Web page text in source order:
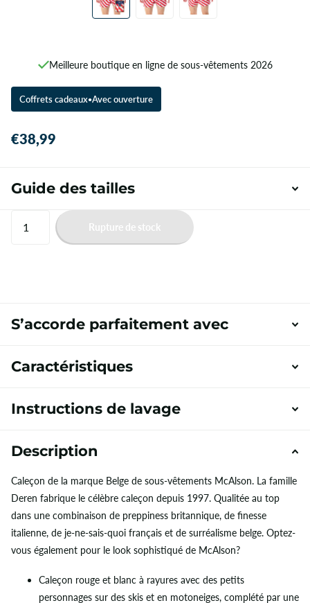
Meilleure boutique en ligne de sous-vêtements 2026
Coffrets cadeaux●Avec ouverture
€38,99
Guide des tailles
Rupture de stock
S’accorde parfaitement avec
Caractéristiques
Instructions de lavage
Description
Caleçon de la marque Belge de sous-vêtements McAlson. La famille
Deren fabrique le célèbre caleçon depuis 1997. Qualitée au top
dans une combinaison de preppiness britannique, de finesse
italienne, de je-ne-sais-quoi français et de surréalisme belge. Optez-
vous également pour le look sophistiqué de McAlson?
Caleçon rouge et blanc à rayures avec des petits
personnages sur des skis et en motoneiges, complété par une